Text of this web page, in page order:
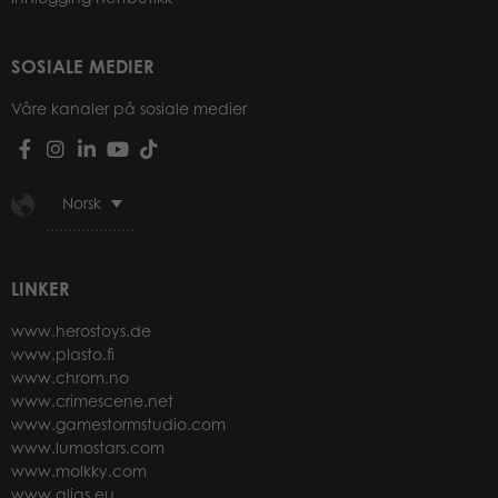
SOSIALE MEDIER
Våre kanaler på sosiale medier
Norsk
LINKER
www.herostoys.de
www.plasto.fi
www.chrom.no
www.crimescene.net
www.gamestormstudio.com
www.lumostars.com
www.molkky.com
www.alias.eu